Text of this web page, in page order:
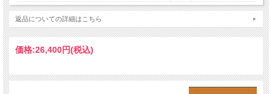
返品についての詳細はこちら
価格:26,400円(税込)